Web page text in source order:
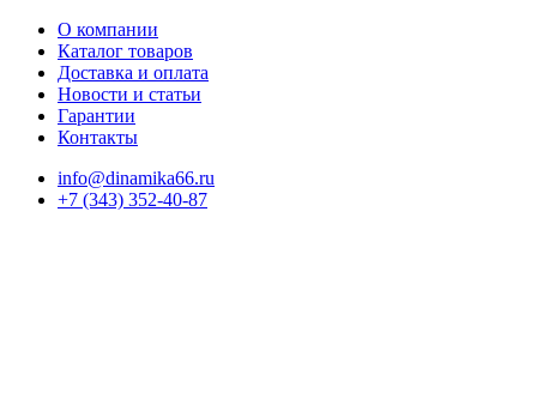
О компании
Каталог товаров
Доставка и оплата
Новости и статьи
Гарантии
Контакты
info@dinamika66.ru
+7 (343) 352-40-87